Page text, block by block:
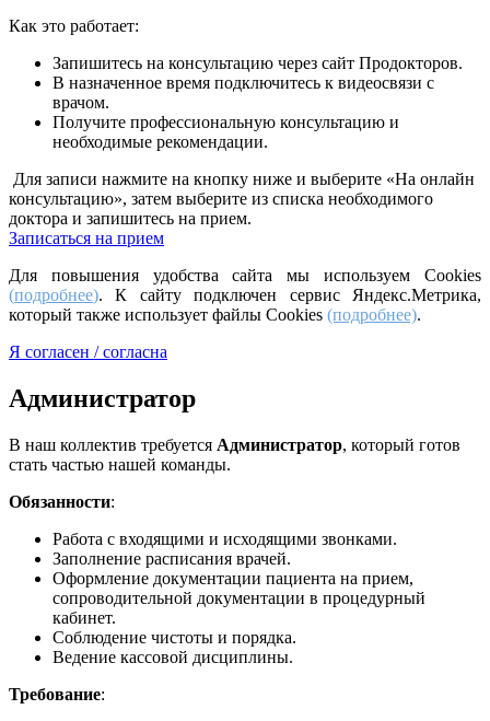
Как это работает:
Запишитесь на консультацию через сайт Продокторов.
В назначенное время подключитесь к видеосвязи с
врачом.
Получите профессиональную консультацию и
необходимые рекомендации.
Для записи нажмите на кнопку ниже и выберите «На онлайн
консультацию», затем выберите из списка необходимого
доктора и запишитесь на прием.
Записаться на прием
Для повышения удобства сайта мы используем Cookies
(подробнее). К сайту подключен сервис Яндекс.Метрика,
который также использует файлы Cookies (подробнее).
Я согласен / согласна
Администратор
В наш коллектив требуется Администратор, который готов
стать частью нашей команды.
Обязанности:
Работа с входящими и исходящими звонками.
Заполнение расписания врачей.
Оформление документации пациента на прием,
сопроводительной документации в процедурный
кабинет.
Соблюдение чистоты и порядка.
Ведение кассовой дисциплины.
Требование: